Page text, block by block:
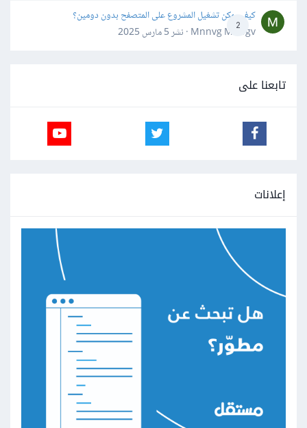
2
كيف يمكن تشغيل المشروع على المتصفح بدون دومين؟
Mnnvg Mnbgv · نشر
5 مارس 2025
تابعنا على
إعلانات